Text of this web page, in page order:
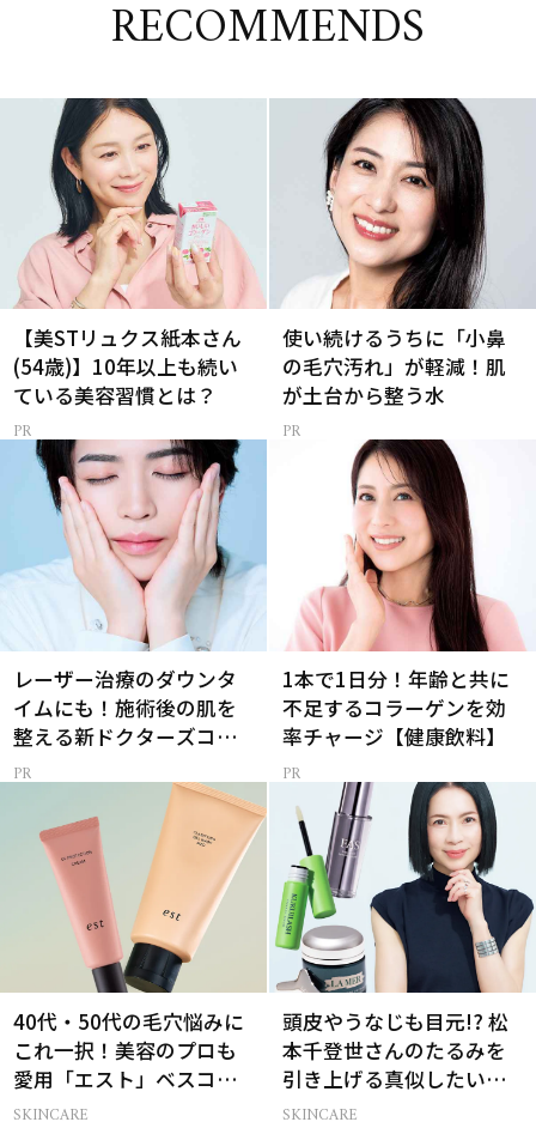
RECOMMENDS
【美STリュクス紙本さん
(54歳)】10年以上も続い
ている美容習慣とは？
使い続けるうちに「小鼻
の毛穴汚れ」が軽減！肌
が土台から整う水
レーザー治療のダウンタ
イムにも！施術後の肌を
整える新ドクターズコス
メ
1本で1日分！年齢と共に
不足するコラーゲンを効
率チャージ【健康飲料】
40代・50代の毛穴悩みに
これ一択！美容のプロも
愛用「エスト」ベスコス
受賞コスメ
SKINCARE
頭皮やうなじも目元!? 松
本千登世さんのたるみを
引き上げる真似したい習
慣
SKINCARE